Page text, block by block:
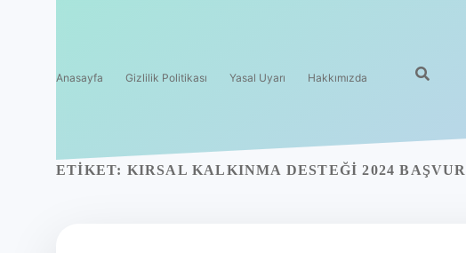
Anasayfa Gizlilik Politikası Yasal Uyarı Hakkımızda
ETIKET: KIRSAL KALKINMA DESTEĞI 2024